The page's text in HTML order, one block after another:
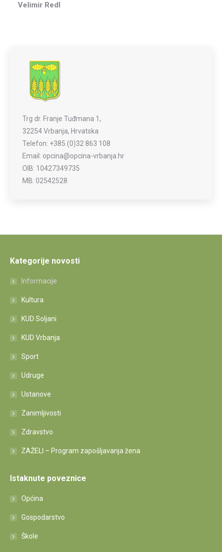
Velimir Redl
Trg dr. Franje Tuđmana 1,
32254 Vrbanja, Hrvatska
Telefon: +385 (0)32 863 108
Email: opcina@opcina-vrbanja.hr
OIB: 10427349735
MB: 02542528
Kategorije novosti
Informacije
Kultura
KUD Soljani
KUD Vrbanja
Sport
Udruge
Ustanove
Zanimljivosti
Zdravstvo
ZAŽELI – Program zapošljavanja žena
Istaknute poveznice
Općina
Gospodarstvo
Škole